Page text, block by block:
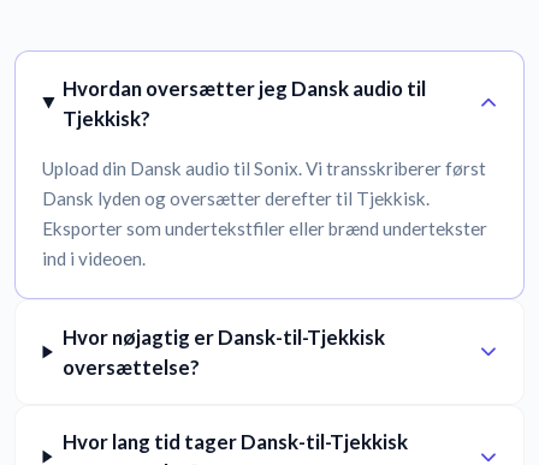
Hvordan oversætter jeg Dansk audio til
Tjekkisk?
Upload din Dansk audio til Sonix. Vi transskriberer først
Dansk lyden og oversætter derefter til Tjekkisk.
Eksporter som undertekstfiler eller brænd undertekster
ind i videoen.
Hvor nøjagtig er Dansk-til-Tjekkisk
oversættelse?
Hvor lang tid tager Dansk-til-Tjekkisk